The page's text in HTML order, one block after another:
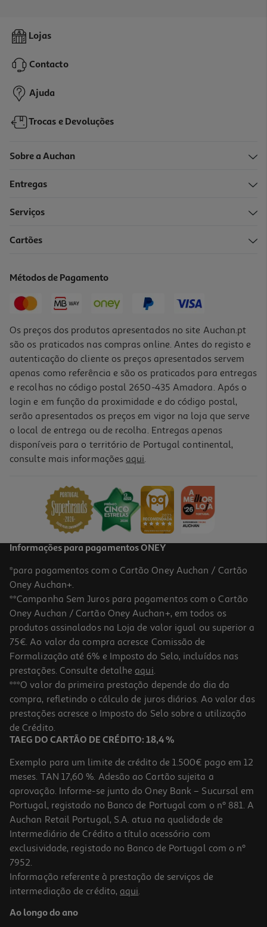
Lojas
Contacto
Ajuda
Trocas e Devoluções
Sobre a Auchan
Entregas
Serviços
Cartões
Métodos de Pagamento
Os preços dos produtos apresentados no site Auchan.pt
são os praticados nas compras online. Antes do registo e
autenticação do cliente os preços apresentados servem
apenas como referência e são os praticados para entregas
e recolhas no código postal 2650-435 Amadora. Após o
login e em função da proximidade e do código postal,
serão apresentados os preços em vigor na loja que serve
o local de entrega ou de recolha. Entregas apenas
disponíveis para o território de Portugal continental,
consulte mais informações aqui.
Informações para pagamentos ONEY
*para pagamentos com o Cartão Oney Auchan / Cartão
Oney Auchan+.
**Campanha Sem Juros para pagamentos com o Cartão
Oney Auchan / Cartão Oney Auchan+, em todos os
produtos assinalados na Loja de valor igual ou superior a
75€. Ao valor da compra acresce Comissão de
Formalização até 6% e Imposto do Selo, incluídos nas
prestações. Consulte detalhe aqui.
***O valor da primeira prestação depende do dia da
compra, refletindo o cálculo de juros diários. Ao valor das
prestações acresce o Imposto do Selo sobre a utilização
de Crédito.
TAEG DO CARTÃO DE CRÉDITO: 18,4 %
Exemplo para um limite de crédito de 1.500€ pago em 12
meses. TAN 17,60 %. Adesão ao Cartão sujeita a
aprovação. Informe-se junto do Oney Bank – Sucursal em
Portugal, registado no Banco de Portugal com o nº 881. A
Auchan Retail Portugal, S.A. atua na qualidade de
Intermediário de Crédito a título acessório com
exclusividade, registado no Banco de Portugal com o nº
7952.
Informação referente à prestação de serviços de
intermediação de crédito, aqui.
Ao longo do ano